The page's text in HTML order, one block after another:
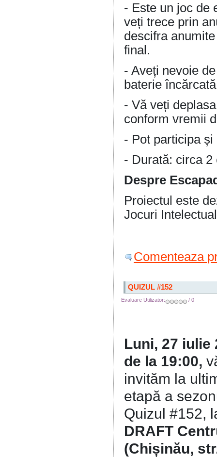
- Este un joc de
veți trece prin
descifra
final.
- Aveți nevoie
baterie
- Vă veți
conform vremii
- Pot participa
- Durată: circa 2
Despre
Proiectul este
Jocuri
Comenteaza
QUIZUL #152
Evaluare Utilizator: / 0
Luni, 27 iulie
de la 19:00,
invităm la
etapă a
Quizul #152,
DRAFT
(Chișinău,